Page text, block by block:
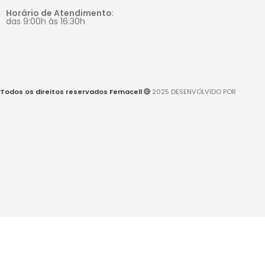
Horário de Atendimento:
das 9:00h às 16:30h
Todos os direitos reservados Femacell 2025 DESENVOLVIDO POR